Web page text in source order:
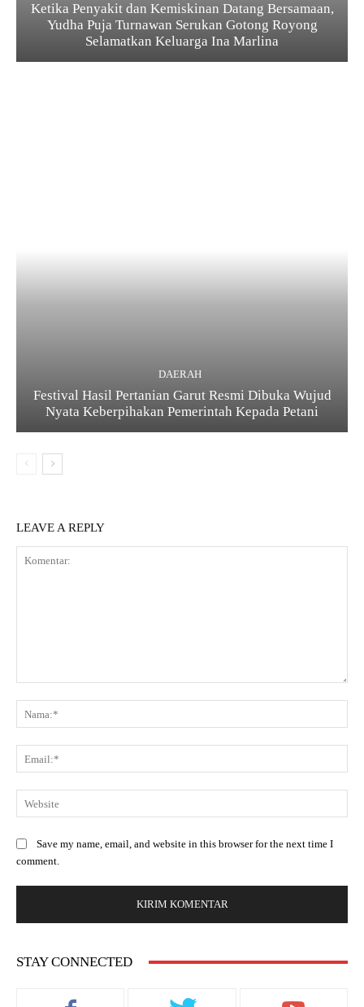
Ketika Penyakit dan Kemiskinan Datang Bersamaan,
Yudha Puja Turnawan Serukan Gotong Royong
Selamatkan Keluarga Ina Marlina
DAERAH
Festival Hasil Pertanian Garut Resmi Dibuka Wujud
Nyata Keberpihakan Pemerintah Kepada Petani
LEAVE A REPLY
Save my name, email, and website in this browser for the next time I
comment.
STAY CONNECTED